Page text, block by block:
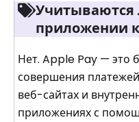
Учитываются
приложении
Нет. Apple Pay — это
совершения
веб-сайтах и
приложениях с